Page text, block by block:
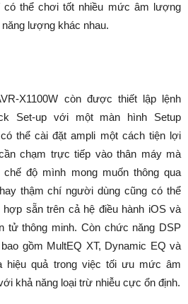
có thể chơi tốt nhiều mức âm lượng
lượng khác nhau.
X1100W còn được thiết lập lệnh
Set-up với một màn hình Setup
thể cài đặt ampli một cách tiện lợi
chạm trực tiếp vào thân máy mà
độ mình mong muốn thông qua
thậm chí người dùng cũng có thể
sẵn trên cả hệ điều hành iOS và
tử thông minh. Còn chức năng DSP
gồm MultEQ XT, Dynamic EQ và
hiệu quả trong việc tối ưu mức âm
khả năng loại trừ nhiễu cực ổn định.